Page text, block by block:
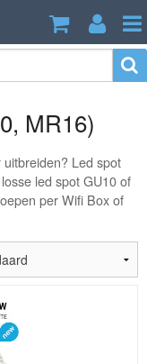
MR16)
Led spot
led spot GU10 of
per Wifi Box of